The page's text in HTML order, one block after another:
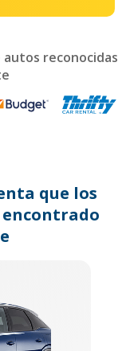
reconocidas
que los
encontrado